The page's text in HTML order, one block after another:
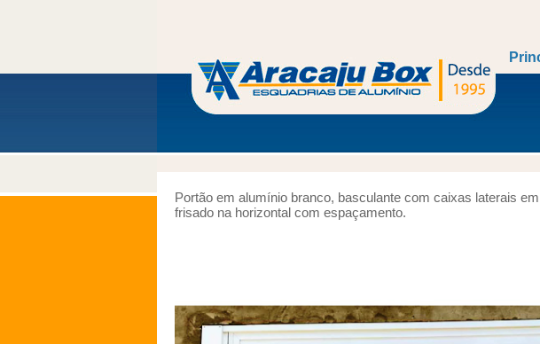
Portão em alumínio branco, basculante com caixas laterais
frisado na horizontal com espaçamento.